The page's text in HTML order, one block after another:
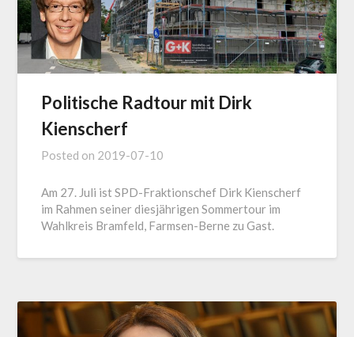
Politische Radtour mit Dirk
Kienscherf
Posted on 2019-07-10
Am 27. Juli ist SPD-Fraktionschef Dirk Kienscherf
im Rahmen seiner diesjährigen Sommertour im
Wahlkreis Bramfeld, Farmsen-Berne zu Gast.